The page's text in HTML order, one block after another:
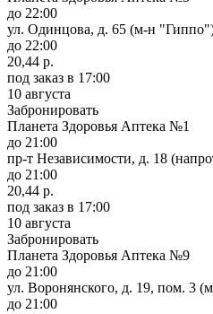
до 22:00
ул. Одинцова, д. 65 (м-н
до 22:00
20,44 р.
под заказ в 17:00
10 августа
Забронировать
Планета Здоровья Аптека №1
до 21:00
пр-т Независимости, д. 18
до 21:00
20,44 р.
под заказ в 17:00
10 августа
Забронировать
Планета Здоровья Аптека №9
до 21:00
ул. Воронянского, д. 19, пом. 3
до 21:00